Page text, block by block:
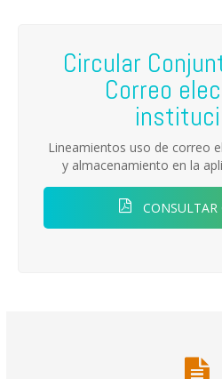
Circular
Correo
Lineamientos uso de correo
y almacenamiento en la
CONSULTAR